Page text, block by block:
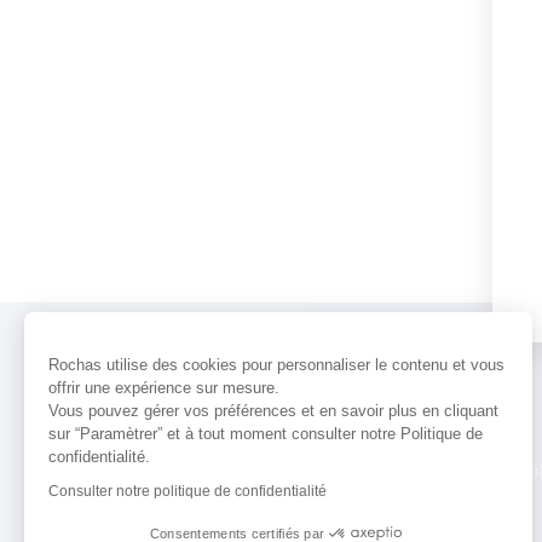
Rochas utilise des cookies pour personnaliser le contenu et vous
offrir une expérience sur mesure.
Vous pouvez gérer vos préférences et en savoir plus en cliquant
sur “Paramètrer” et à tout moment consulter notre Politique de
confidentialité.
Consulter notre politique de confidentialité
Consentements certifiés par